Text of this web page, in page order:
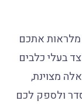
מלראות אתכם
בעלי כלבים
מצוינת,
ולספק לכם